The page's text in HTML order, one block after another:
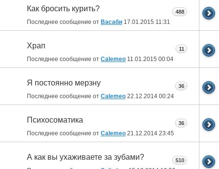
Как бросить курить?
Последнее сообщение от Васаби 17.01.2015 11:31
488
Храп
Последнее сообщение от Calemeo 11.01.2015 00:04
11
Я постоянно мерзну
Последнее сообщение от Calemeo 22.12.2014 00:24
36
Психосоматика
Последнее сообщение от Calemeo 21.12.2014 23:45
36
А как вы ухаживаете за зубами? 510